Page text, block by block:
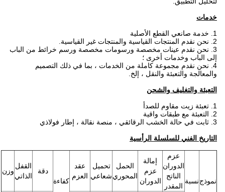
خدمات
3. نحن نقدم عينات مخصصة ورسومات مخصصة ورسم خرائط من الباب
إلى الباب وخدمات أخرى ؛
4. نحن نقدم مجموعة كاملة من الخدمات ، بما في ذلك التصميم
والمعالجة والتعبئة والنقل ، إلخ.
التعبئة والتغليف والشحن
التاريخ الفني للسلسلة الرأسية
نموذجنسبة
عزم
الدوران
الناتج
المقدر
إمالة
عزم
الدوران
الحمل
المحوري
تحميل
شعاعي
عقد
العزم
كفاءة
دقة
القفل
الذاتي
وزن